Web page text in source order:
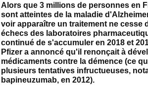
Alors que 3 millions de personnes en
sont atteintes de la maladie
voir apparaître un traitement ne cesse
échecs des laboratoires
continué de s'accumuler en 2018 et
Pfizer a annoncé qu'il renonçait à
médicaments contre la démence (ce
plusieurs tentatives infructueuses,
bapineuzumab, en 2012).